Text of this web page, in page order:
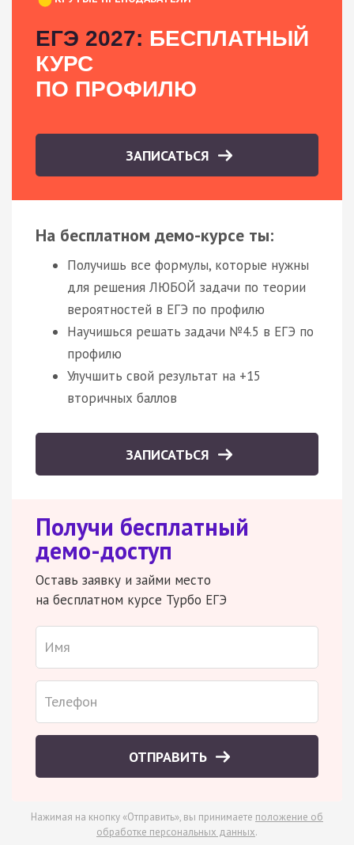
ЕГЭ 2027: БЕСПЛАТНЫЙ
КУРС
ПО ПРОФИЛЮ
ЗАПИСАТЬСЯ
На бесплатном демо-курсе ты:
Получишь все формулы, которые нужны
для решения ЛЮБОЙ задачи по теории
вероятностей в ЕГЭ по профилю
Научишься решать задачи №4.5 в ЕГЭ по
профилю
Улучшить свой результат на +15
вторичных баллов
ЗАПИСАТЬСЯ
Получи бесплатный
демо-доступ
Оставь заявку и займи место
на бесплатном курсе Турбо ЕГЭ
ОТПРАВИТЬ
Нажимая на кнопку «Отправить», вы принимаете положение об
обработке персональных данных.